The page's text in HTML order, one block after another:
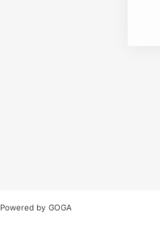
Powered by GOGA